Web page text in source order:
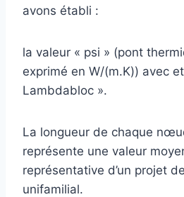
avons établi :
la valeur « psi » (pont
exprimé en W/(m.K)) avec
Lambdabloc ».
La longueur de chaque
représente une valeur
représentative d’un projet
unifamilial.